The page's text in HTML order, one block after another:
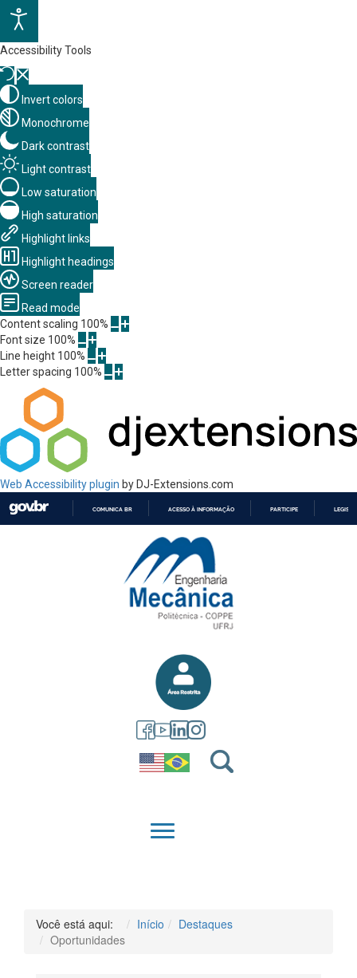
Accessibility Tools
Invert colors
Monochrome
Dark contrast
Light contrast
Low saturation
High saturation
Highlight links
Highlight headings
Screen reader
Read mode
Content scaling 100%
Font size 100%
Line height 100%
Letter spacing 100%
Web Accessibility plugin by DJ-Extensions.com
PARA
CONTEÚDO
COMUNICA BR ACESSO À INFORMAÇÃO PARTICIPE
QUEM SOMOS
Você está aqui: Início
Destaques
Oportunidades